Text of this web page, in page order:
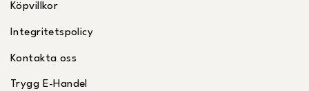
Köpvillkor
Integritetspolicy
Kontakta oss
Trygg E-Handel